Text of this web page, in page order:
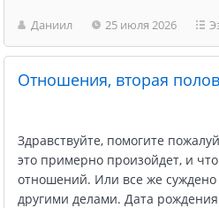
Даниил 25 июля 2026
Отношения, вторая
Здравствуйте, помогите
это примерно произойдет, и
отношений. Или все же суждено
другими делами. Дата